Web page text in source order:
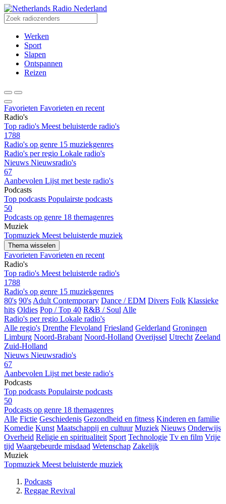
Radio Nederland
Werken
Sport
Slapen
Ontspannen
Reizen
Favorieten Favorieten en recent
Radio's
Top radio's Meest beluisterde radio's
1788
Radio's op genre 15 muziekgenres
Radio's per regio Lokale radio's
Nieuws Nieuwsradio's
67
Aanbevolen Lijst met beste radio's
Podcasts
Top podcasts Populairste podcasts
50
Podcasts op genre 18 themagenres
Muziek
Topmuziek Meest beluisterde muziek
Thema wisselen
Favorieten Favorieten en recent
Radio's
Top radio's Meest beluisterde radio's
1788
Radio's op genre 15 muziekgenres
80's 90's Adult Contemporary Dance / EDM Divers Folk Klassieke
hits Oldies Pop / Top 40 R&B / Soul Alle
Radio's per regio Lokale radio's
Alle regio's Drenthe Flevoland Friesland Gelderland Groningen
Limburg Noord-Brabant Noord-Holland Overijssel Utrecht Zeeland
Zuid-Holland
Nieuws Nieuwsradio's
67
Aanbevolen Lijst met beste radio's
Podcasts
Top podcasts Populairste podcasts
50
Podcasts op genre 18 themagenres
Alle Fictie Geschiedenis Gezondheid en fitness Kinderen en familie
Komedie Kunst Maatschappij en cultuur Muziek Nieuws Onderwijs
Overheid Religie en spiritualiteit Sport Technologie Tv en film Vrije
tijd Waargebeurde misdaad Wetenschap Zakelijk
Muziek
Topmuziek Meest beluisterde muziek
Podcasts
Reggae Revival